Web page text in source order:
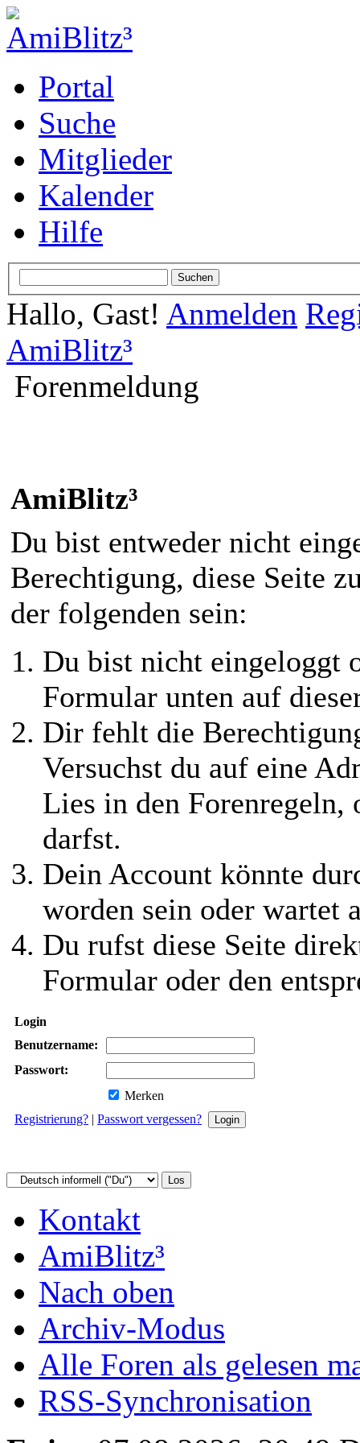
Portal
Suche
Mitglieder
Kalender
Hilfe
Hallo, Gast! Anmelden
AmiBlitz³
Forenmeldung
AmiBlitz³
Du bist entweder nicht
Berechtigung, diese Seite
der folgenden sein:
Du bist nicht eingeloggt
Formular unten auf
Dir fehlt die
Versuchst du auf eine
Lies in den Forenregeln,
darfst.
Dein Account könnte
worden sein oder wartet
Du rufst diese Seite
Formular oder den
Login
Benutzername:
Passwort:
Merken
Registrierung? | Passwort vergessen?
Kontakt
AmiBlitz³
Nach oben
Archiv-Modus
Alle Foren als gelesen
RSS-Synchronisation